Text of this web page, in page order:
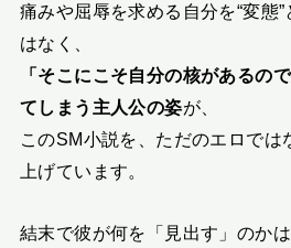
痛みや屈辱を求める自分を“変態
はなく、
「そこにこそ自分の核があるの
てしまう主人公の姿が、
このSM小説を、ただのエロでは
上げています。
結末で彼が何を「見出す」のか